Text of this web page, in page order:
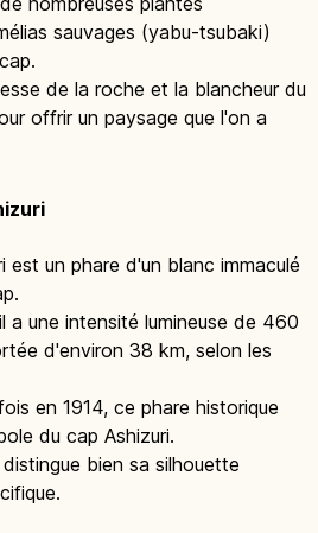
sauvages (yabu-tsubaki)
de la roche et la blancheur du
offrir un paysage que l'on a
est un phare d'un blanc immaculé
a une intensité lumineuse de 460
d'environ 38 km, selon les
en 1914, ce phare historique
du cap Ashizuri.
bien sa silhouette